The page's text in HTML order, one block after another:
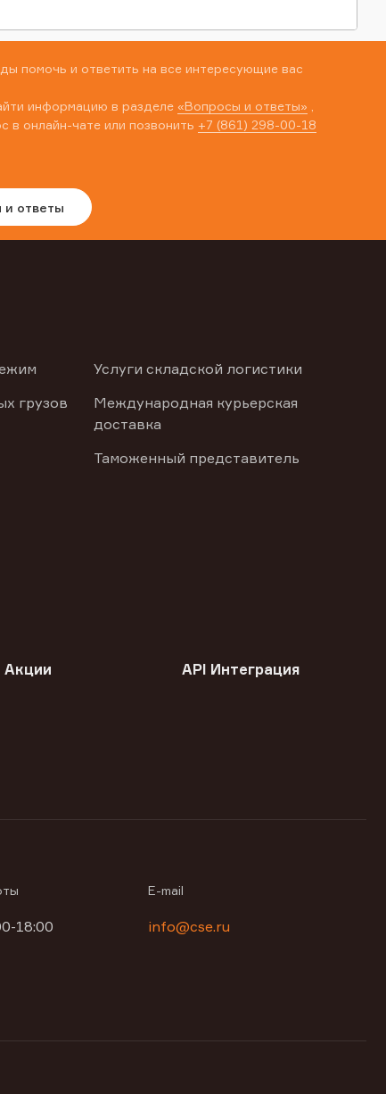
помочь и ответить на все интересующие вас
информацию в разделе «Вопросы и ответы»
в онлайн-чате или позвонить +7 (861) 298-00-18
и ответы
грузов
Услуги складской логистики
Международная курьерская
доставка
Таможенный представитель
Акции API Интеграция
18:00
E-mail
info@cse.ru